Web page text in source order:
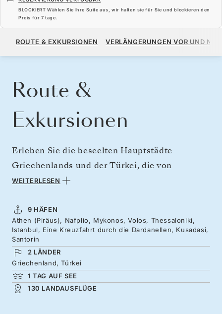
BLOCKIERT Wählen Sie Ihre Suite aus, wir halten sie für Sie und blockieren den
Preis für 7 tage.
9.608 $
ROUTE & EXKURSIONEN VERLÄNGERUNGEN VOR UND
Route &
Exkursionen
Erleben Sie die beseelten Hauptstädte
Griechenlands und der Türkei, die von
beeindruckenden Sehenswürdigkeiten und
Nehmen Sie von Athen aus Kurs auf die
griechischen Inseln und die mythischen
Küsten des Peloponnes, bevor Sie weiter nach
Istanbul fahren, das sich strategisch günstig
am Bosporus erstreckt. Erleben Sie eine Reise
zwischen den Kontinenten und kehren Sie dann
WEITERLESEN
9 HÄFEN
Athen (Piräus), Nafplio, Mykonos, Volos, Thessaloniki,
Istanbul, Eine Kreuzfahrt durch die Dardanellen, Kusadasi,
Santorin
2 LÄNDER
Griechenland, Türkei
1 TAG AUF SEE
130 LANDAUSFLÜGE